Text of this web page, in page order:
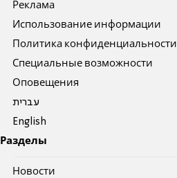
Реклама
Использование информации
Политика конфиденциальности
Специальные возможности
Оповещения
עברית
English
Разделы
Новости